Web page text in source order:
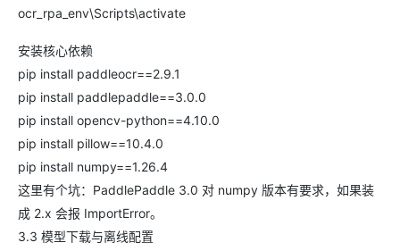
ocr_rpa_env\Scripts\activate
安装核心依赖
pip install paddleocr==2.9.1
pip install paddlepaddle==3.0.0
pip install opencv-python==4.10.0
pip install pillow==10.4.0
pip install numpy==1.26.4
这里有个坑：PaddlePaddle 3.0 对 numpy 版本有要求，如果装
成 2.x 会报 ImportError。
3.3 模型下载与离线配置